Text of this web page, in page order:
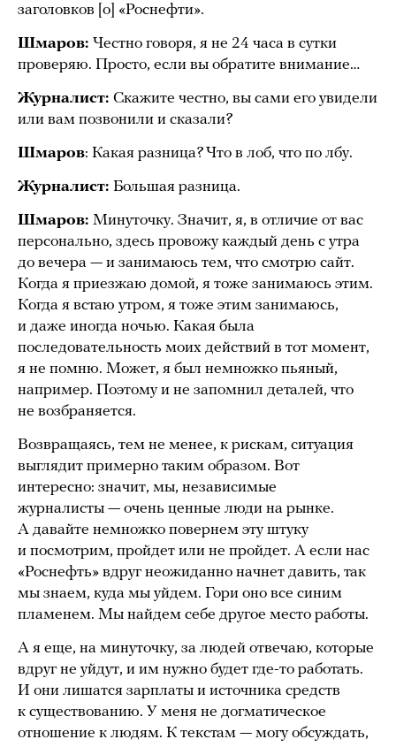
заголовков [о] «Роснефти».
Шмаров: Честно говоря, я не 24 часа в сутки
проверяю. Просто, если вы обратите внимание…
Журналист: Скажите честно, вы сами его увидели
или вам позвонили и сказали?
Шмаров: Какая разница? Что в лоб, что по лбу.
Журналист: Большая разница.
Шмаров: Минуточку. Значит, я, в отличие от вас
персонально, здесь провожу каждый день с утра
до вечера — и занимаюсь тем, что смотрю сайт.
Когда я приезжаю домой, я тоже занимаюсь этим.
Когда я встаю утром, я тоже этим занимаюсь,
и даже иногда ночью. Какая была
последовательность моих действий в тот момент,
я не помню. Может, я был немножко пьяный,
например. Поэтому и не запомнил деталей, что
не возбраняется.
Возвращаясь, тем не менее, к рискам, ситуация
выглядит примерно таким образом. Вот
интересно: значит, мы, независимые
журналисты — очень ценные люди на рынке.
А давайте немножко повернем эту штуку
и посмотрим, пройдет или не пройдет. А если нас
«Роснефть» вдруг неожиданно начнет давить, так
мы знаем, куда мы уйдем. Гори оно все синим
пламенем. Мы найдем себе другое место работы.
А я еще, на минуточку, за людей отвечаю, которые
вдруг не уйдут, и им нужно будет где-то работать.
И они лишатся зарплаты и источника средств
к существованию. У меня не догматическое
отношение к людям. К текстам — могу обсуждать,